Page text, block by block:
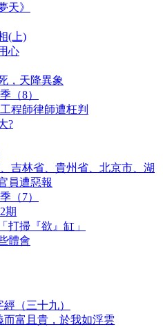
》
(上)
心
，天降異象
（8）
程師律師遭枉判
?
吉林省、貴州省、北京市、湖
員遭惡報
（7）
期
打掃『欲』缸」
體會
（三十九）
富且貴，於我如浮雲